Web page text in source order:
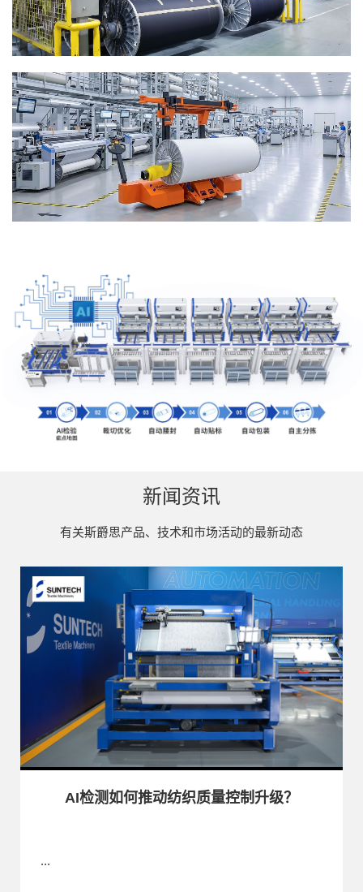
新闻资讯
有关斯爵思产品、技术和市场活动的最新动态
AI检测如何推动纺织质量控制升级？
...